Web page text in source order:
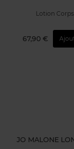
Lotion Corps
67,90 €
JO MALONE